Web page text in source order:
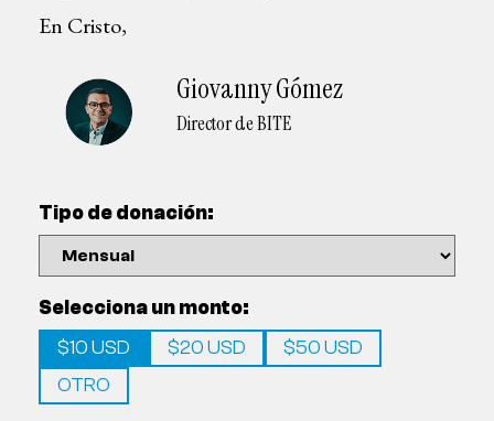
En Cristo,
Giovanny Gómez
Director de BITE
Tipo de donación:
Selecciona un monto:
$10 USD
$20 USD
$50 USD
OTRO